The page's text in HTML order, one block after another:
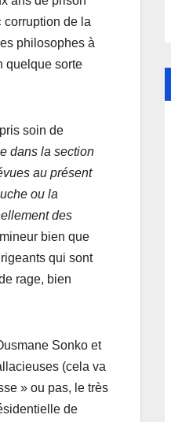
corruption de la
philosophes à
quelque sorte
soin de
dans la section
au présent
ou la
des
bien que
qui sont
rage, bien
Sonko et
(cela va
» ou pas, le très
de